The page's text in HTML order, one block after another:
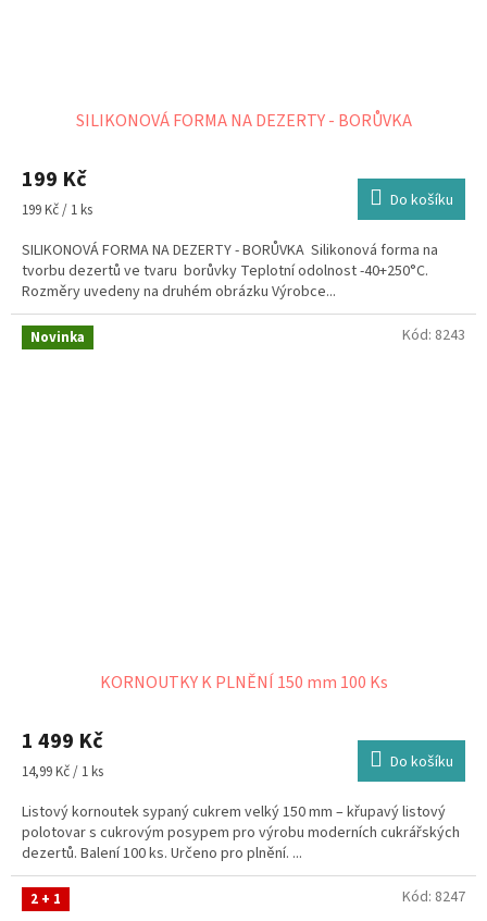
SILIKONOVÁ FORMA NA DEZERTY - BORŮVKA
199 Kč
Měrná
199 Kč / 1 ks Do košíku
SILIKONOVÁ FORMA NA DEZERTY - BORŮVKA Silikonová forma na
tvorbu dezertů ve tvaru borůvky Teplotní odolnost -40+250°C.
Rozměry uvedeny na druhém obrázku Výrobce...
Novinka
KORNOUTKY K PLNĚNÍ 150 mm 100 Ks
1 499 Kč
Měrná
14,99 Kč / 1 ks Do košíku
Listový kornoutek sypaný cukrem velký 150 mm – křupavý listový
polotovar s cukrovým posypem pro výrobu moderních cukrářských
dezertů. Balení 100 ks. Určeno pro plnění. ...
Kód: 8243
2 + 1 Kód: 8247